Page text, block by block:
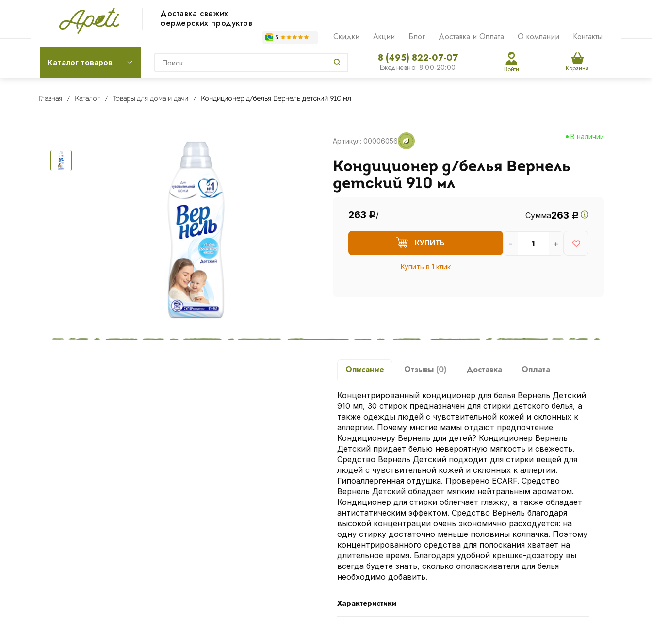
Доставка свежих
фермерских продуктов
Скидки Акции Блог Доставка и Оплата О компании Контакты
Каталог товаров 8 (495) 822-07-07
Ежедневно: 8:00-20:00 Войти Корзина
Главная Каталог Товары для дома и дачи Кондиционер д/белья Вернель детский 910 мл
Артикул: 00006056
В наличии
Кондиционер д/белья Вернель
детский 910 мл
263 Р/ Сумма263 Р
КУПИТЬ
Купить в 1 клик
- +
Описание Отзывы (0) Доставка Оплата
Концентрированный кондиционер для белья Вернель Детский
910 мл, 30 стирок предназначен для стирки детского белья, а
также одежды людей с чувствительной кожей и склонных к
аллергии. Почему многие мамы отдают предпочтение
Кондиционеру Вернель для детей? Кондиционер Вернель
Детский придает белью невероятную мягкость и свежесть.
Средство Вернель Детский подходит для стирки вещей для
людей с чувствительной кожей и склонных к аллергии.
Гипоаллергенная отдушка. Проверено ECARF. Средство
Вернель Детский обладает мягким нейтральным ароматом.
Кондиционер для стирки облегчает глажку, а также обладает
антистатическим эффектом. Средство Вернель благодаря
высокой концентрации очень экономично расходуется: на
одну стирку достаточно меньше половины колпачка. Поэтому
концентрированного средства для полоскания хватает на
длительное время. Благодаря удобной крышке-дозатору вы
всегда будете знать, сколько ополаскивателя для белья
необходимо добавить.
Характеристики